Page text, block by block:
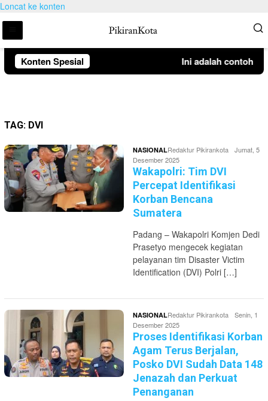
Loncat ke konten
Konten Spesial Ini adalah contoh
TAG: DVI
NASIONALRedaktur Pikirankota
Jumat, 5
Desember 2025
Wakapolri: Tim DVI
Percepat Identifikasi
Korban Bencana
Sumatera
Padang – Wakapolri Komjen Dedi
Prasetyo mengecek kegiatan
pelayanan tim Disaster Victim
Identification (DVI) Polri […]
NASIONALRedaktur Pikirankota
Senin, 1
Desember 2025
Proses Identifikasi Korban
Agam Terus Berjalan,
Posko DVI Sudah Data 148
Jenazah dan Perkuat
Penanganan